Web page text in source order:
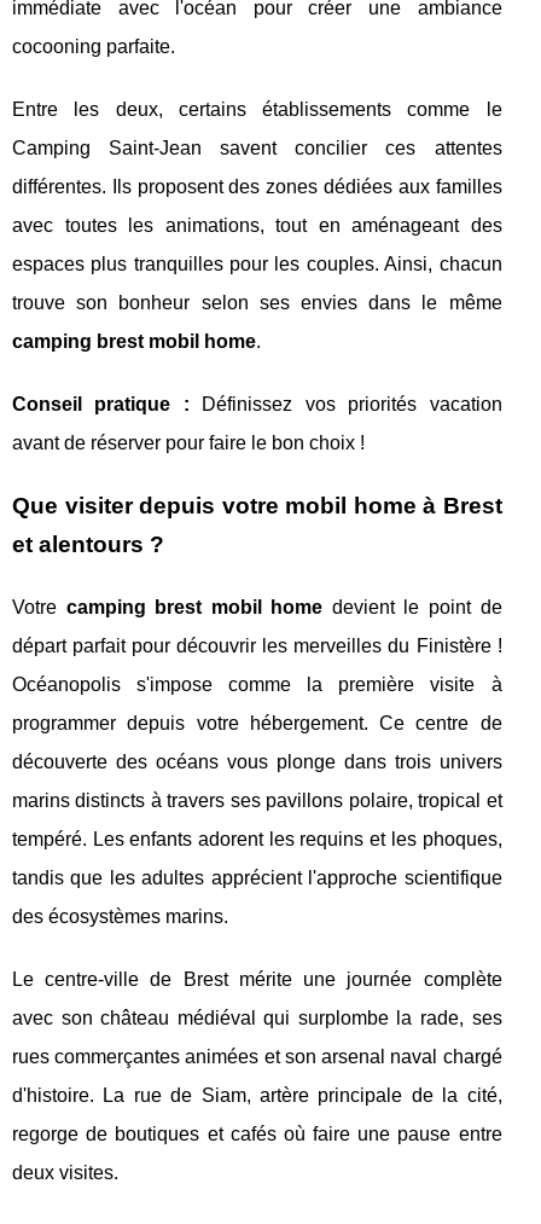
immédiate avec l'océan pour créer une ambiance
cocooning parfaite.
Entre les deux, certains établissements comme le
Camping Saint-Jean savent concilier ces attentes
différentes. Ils proposent des zones dédiées aux familles
avec toutes les animations, tout en aménageant des
espaces plus tranquilles pour les couples. Ainsi, chacun
trouve son bonheur selon ses envies dans le même
camping brest mobil home.
Conseil pratique : Définissez vos priorités vacation
avant de réserver pour faire le bon choix !
Que visiter depuis votre mobil home à Brest
et alentours ?
Votre camping brest mobil home devient le point de
départ parfait pour découvrir les merveilles du Finistère !
Océanopolis s'impose comme la première visite à
programmer depuis votre hébergement. Ce centre de
découverte des océans vous plonge dans trois univers
marins distincts à travers ses pavillons polaire, tropical et
tempéré. Les enfants adorent les requins et les phoques,
tandis que les adultes apprécient l'approche scientifique
des écosystèmes marins.
Le centre-ville de Brest mérite une journée complète
avec son château médiéval qui surplombe la rade, ses
rues commerçantes animées et son arsenal naval chargé
d'histoire. La rue de Siam, artère principale de la cité,
regorge de boutiques et cafés où faire une pause entre
deux visites.